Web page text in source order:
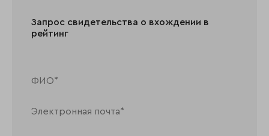
Запрос свидетельства о вхождении в
рейтинг